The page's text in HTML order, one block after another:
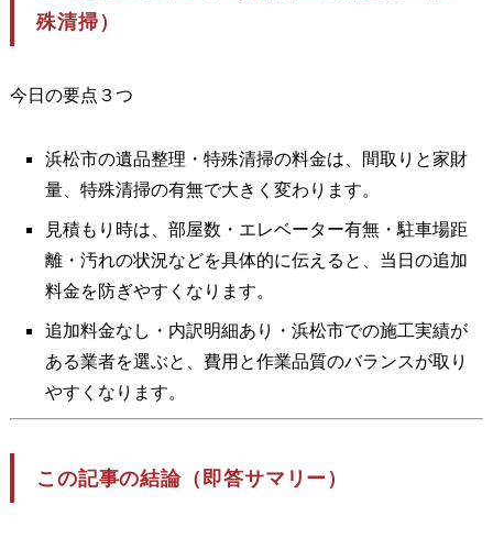
殊清掃）
今日の要点３つ
浜松市の遺品整理・特殊清掃の料金は、間取りと家財
量、特殊清掃の有無で大きく変わります。
見積もり時は、部屋数・エレベーター有無・駐車場距
離・汚れの状況などを具体的に伝えると、当日の追加
料金を防ぎやすくなります。
追加料金なし・内訳明細あり・浜松市での施工実績が
ある業者を選ぶと、費用と作業品質のバランスが取り
やすくなります。
この記事の結論（即答サマリー）